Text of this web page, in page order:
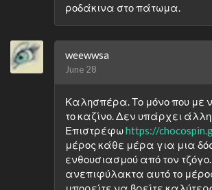
ροδάκινα στο πάτωμα.
weewwsa
June 28
Καλησπέρα. Το μόνο που με
το καζίνο. Δεν υπάρχει
Επιστρέφωhttps://
μέρος κάθε μέρα για μια
ενθουσιασμού από τον
ανεπιφύλακτα αυτό το